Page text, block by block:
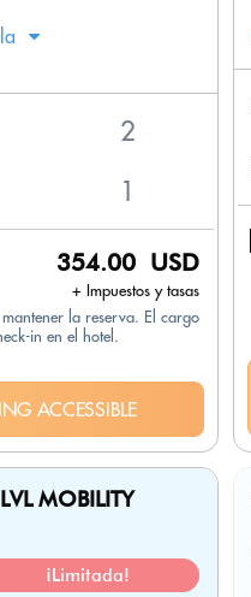
354.00 USD
+ Impuestos y tasas
la reserva. El cargo
in en el hotel.
ACCESSIBLE
MOBILITY
¡Limitada!